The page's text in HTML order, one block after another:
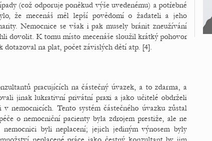
(což odporuje poněkud výše uvedenému) a potřebné
že mecenáš měl lepší povědomí o žadateli a jeho
Nemocnice se však i pak musely bránit zneužívání
dovolit. K tomu místo mecenáše sloužil krátký pohovor
na plat, počet závislých dětí atp. [4].
pracujících na částečný úvazek, a to zdarma, a
jinak lukrativní privátní praxi a jako učitelé obdrželi
nemocnicích. Tento systém částečného úvazku zůstal
o nemocniční pacienty byla zdrojem prestiže, ale ne
byli neplacení; jejich jediným výnosem byly